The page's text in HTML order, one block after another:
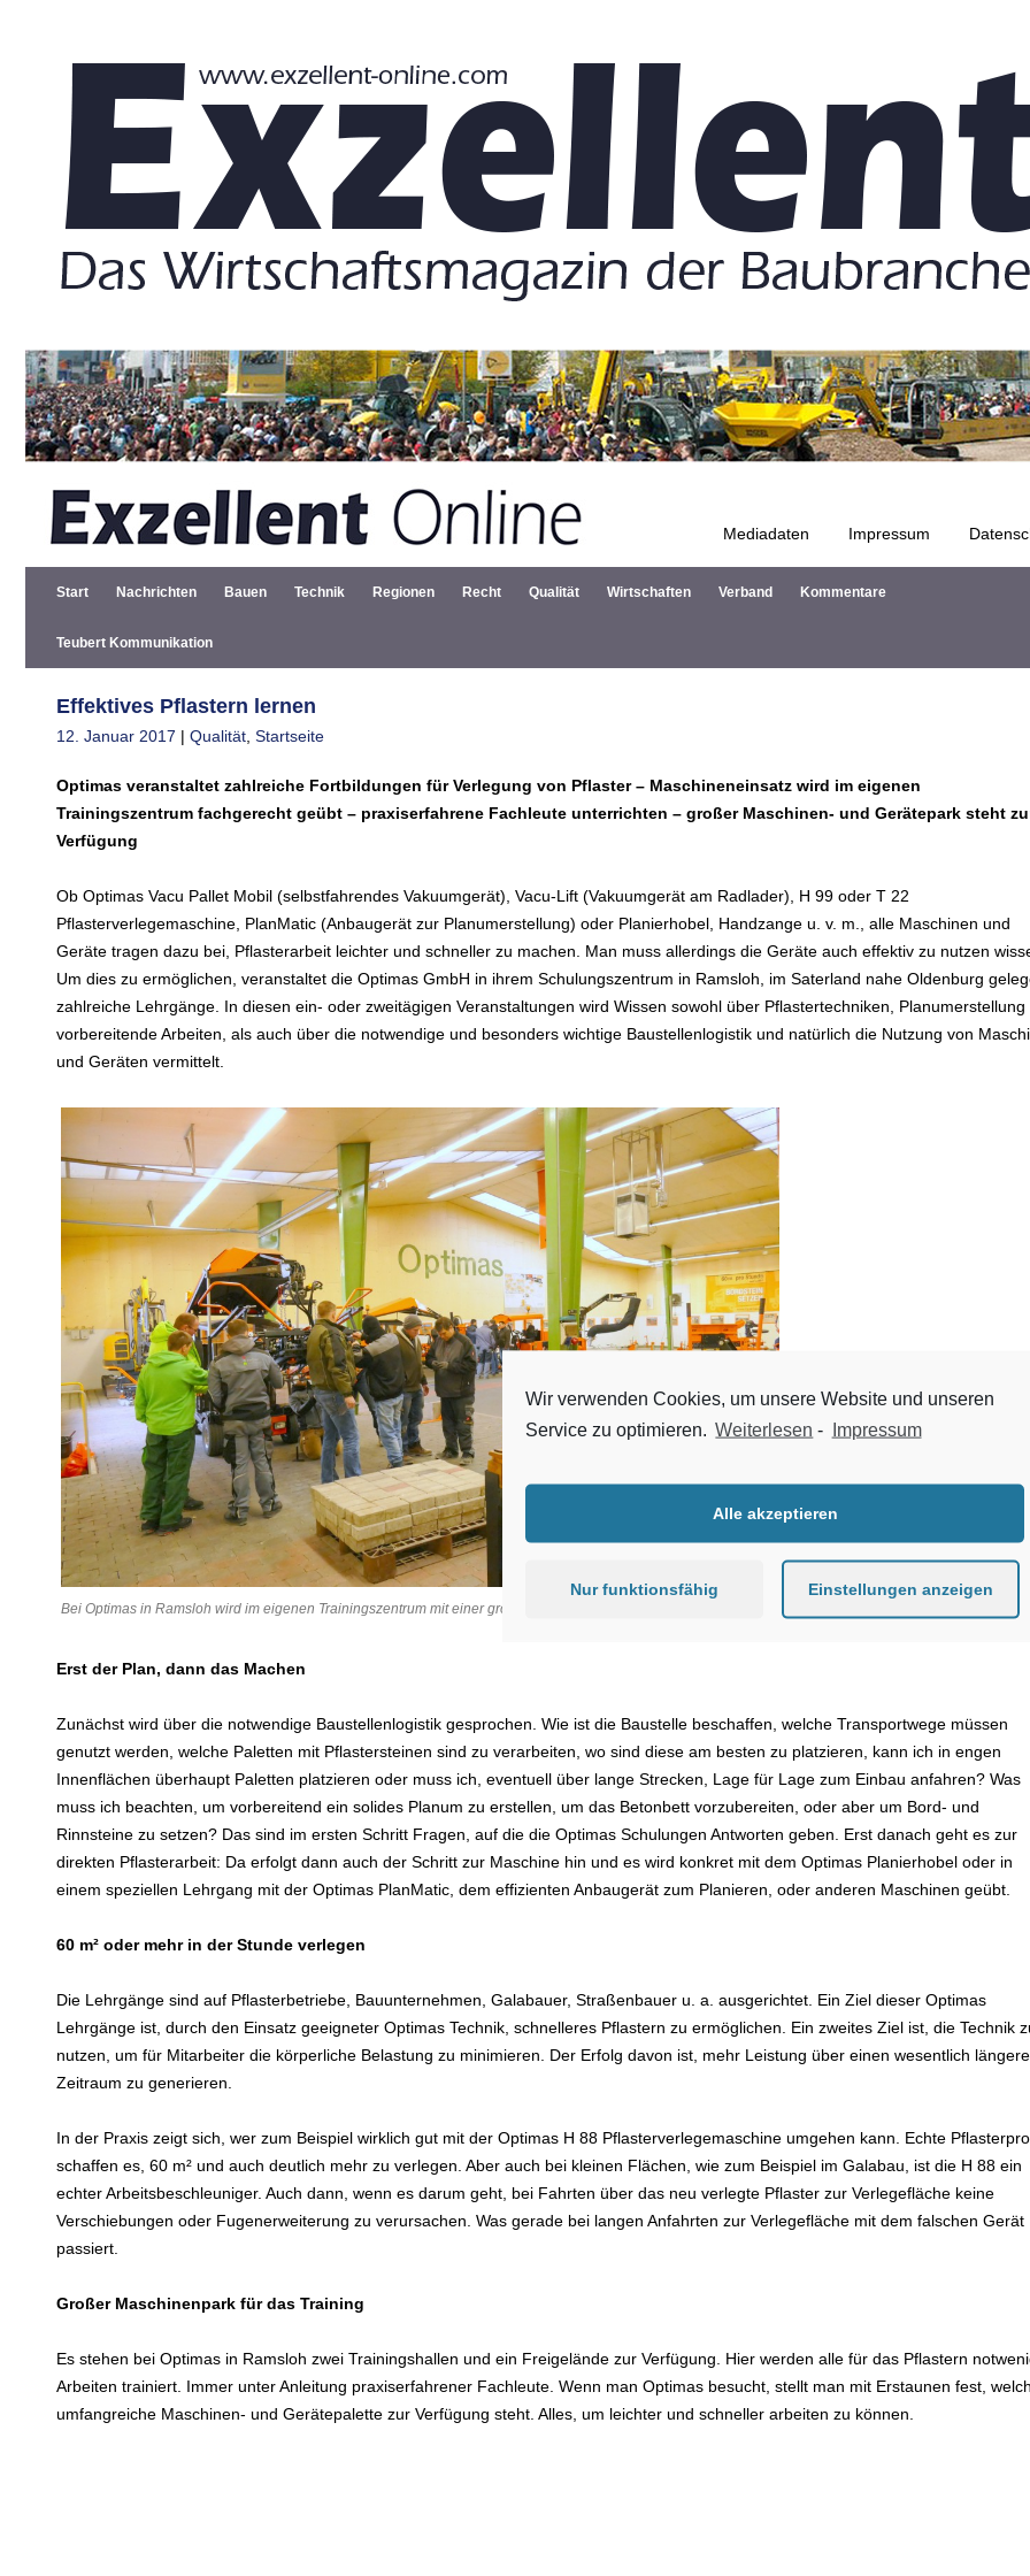
Mediadaten Impressum
Zum Inhalt springen
Start Nachrichten Bauen Technik Regionen Recht Qualität Wirtschaften Verband Kommentare
Teubert Kommunikation
Effektives Pflastern lernen
12. Januar 2017 | Qualität Startseite
Optimas veranstaltet zahlreiche Fortbildungen für Verlegung von Pflaster – Maschineneinsatz wird im eigenen
Trainingszentrum fachgerecht geübt – praxiserfahrene Fachleute unterrichten – großer Maschinen- und Gerätepark steht
Verfügung
Ob Optimas Vacu Pallet Mobil (selbstfahrendes Vakuumgerät), Vacu-Lift (Vakuumgerät am Radlader), H 99 oder T 22
Pflasterverlegemaschine, PlanMatic (Anbaugerät zur Planumerstellung) oder Planierhobel, Handzange u. v. m., alle Maschinen und
Geräte tragen dazu bei, Pflasterarbeit leichter und schneller zu machen. Man muss allerdings die Geräte auch effektiv zu nutzen
Um dies zu ermöglichen, veranstaltet die Optimas GmbH in ihrem Schulungszentrum in Ramsloh, im Saterland nahe Oldenburg
zahlreiche Lehrgänge. In diesen ein- oder zweitägigen Veranstaltungen wird Wissen sowohl über Pflastertechniken, Planumerstellung
vorbereitende Arbeiten, als auch über die notwendige und besonders wichtige Baustellenlogistik und natürlich die Nutzung von
und Geräten vermittelt.
Bei Optimas in Ramsloh wird im eigenen Trainingszentrum mit einer großen Palette von Maschinen trainiert
Erst der Plan, dann das Machen
Zunächst wird über die notwendige Baustellenlogistik gesprochen. Wie ist die Baustelle beschaffen, welche Transportwege müssen
genutzt werden, welche Paletten mit Pflastersteinen sind zu verarbeiten, wo sind diese am besten zu platzieren, kann ich in engen
Innenflächen überhaupt Paletten platzieren oder muss ich, eventuell über lange Strecken, Lage für Lage zum Einbau anfahren? Was
muss ich beachten, um vorbereitend ein solides Planum zu erstellen, um das Betonbett vorzubereiten, oder aber um Bord- und
Rinnsteine zu setzen? Das sind im ersten Schritt Fragen, auf die die Optimas Schulungen Antworten geben. Erst danach geht es zur
direkten Pflasterarbeit: Da erfolgt dann auch der Schritt zur Maschine hin und es wird konkret mit dem Optimas Planierhobel oder in
einem speziellen Lehrgang mit der Optimas PlanMatic, dem effizienten Anbaugerät zum Planieren, oder anderen Maschinen geübt.
60 m² oder mehr in der Stunde verlegen
Die Lehrgänge sind auf Pflasterbetriebe, Bauunternehmen, Galabauer, Straßenbauer u. a. ausgerichtet. Ein Ziel dieser Optimas
Lehrgänge ist, durch den Einsatz geeigneter Optimas Technik, schnelleres Pflastern zu ermöglichen. Ein zweites Ziel ist, die Technik
nutzen, um für Mitarbeiter die körperliche Belastung zu minimieren. Der Erfolg davon ist, mehr Leistung über einen wesentlich
Zeitraum zu generieren.
In der Praxis zeigt sich, wer zum Beispiel wirklich gut mit der Optimas H 88 Pflasterverlegemaschine umgehen kann. Echte
schaffen es, 60 m² und auch deutlich mehr zu verlegen. Aber auch bei kleinen Flächen, wie zum Beispiel im Galabau, ist die H 88 ein
echter Arbeitsbeschleuniger. Auch dann, wenn es darum geht, bei Fahrten über das neu verlegte Pflaster zur Verlegefläche keine
Verschiebungen oder Fugenerweiterung zu verursachen. Was gerade bei langen Anfahrten zur Verlegefläche mit dem falschen Gerät
passiert.
Großer Maschinenpark für das Training
Es stehen bei Optimas in Ramsloh zwei Trainingshallen und ein Freigelände zur Verfügung. Hier werden alle für das Pflastern
Arbeiten trainiert. Immer unter Anleitung praxiserfahrener Fachleute. Wenn man Optimas besucht, stellt man mit Erstaunen fest,
umfangreiche Maschinen- und Gerätepalette zur Verfügung steht. Alles, um leichter und schneller arbeiten zu können.
Wir verwenden Cookies, um unsere Website und unseren
Service zu optimieren. Weiterlesen - Impressum
Alle akzeptieren
Nur funktionsfähig Einstellungen anzeigen